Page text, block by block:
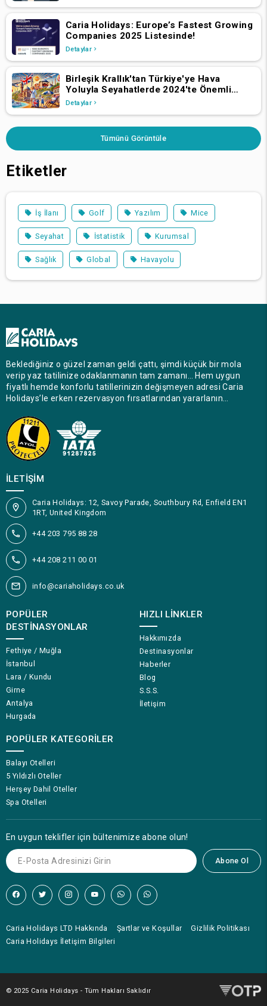
Caria Holidays: Europe’s Fastest Growing
Companies 2025 Listesinde!
Detaylar
Birleşik Krallık'tan Türkiye'ye Hava
Yoluyla Seyahatlerde 2024'te Önemli
Büyüme
Detaylar
Tümünü Görüntüle
Etiketler
İş İlanı Golf Yazılım Mice
Seyahat İstatistik Kurumsal
Sağlık Global Havayolu
Beklediğiniz o güzel zaman geldi çattı, şimdi küçük bir mola
verip yaz tatilinize odaklanmanın tam zamanı… Hem uygun
fiyatlı hemde konforlu tatillerinizin değişmeyen adresi Caria
Holidays’le erken rezervasyon fırsatlarından yararlanın…
İLETIŞIM
Caria Holidays: 12, Savoy Parade, Southbury Rd, Enfield EN1
1RT, United Kingdom
+44 203 795 88 28
+44 208 211 00 01
info@cariaholidays.co.uk
POPÜLER
DESTINASYONLAR
Fethiye / Muğla
İstanbul
Lara / Kundu
Girne
Antalya
Hurgada
POPÜLER KATEGORILER
Balayı Otelleri
5 Yıldızlı Oteller
Herşey Dahil Oteller
Spa Otelleri
HIZLI LINKLER
Hakkımızda
Destinasyonlar
Haberler
Blog
S.S.S.
İletişim
En uygun teklifler için bültenimize abone olun!
Abone Ol
Caria Holidays LTD Hakkında Şartlar ve Koşullar
Gizlilik Politikası
Caria Holidays İletişim Bilgileri
© 2025 Caria Holidays - Tüm Hakları Saklıdır